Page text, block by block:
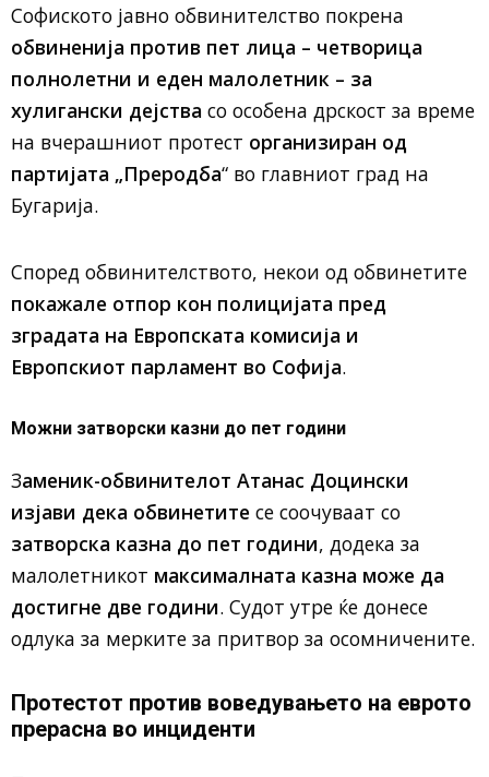
Софиското јавно обвинителство покрена
обвиненија против пет лица – четворица
полнолетни и еден малолетник – за
хулигански дејства со особена дрскост за време
на вчерашниот протест организиран од
партијата „Преродба“ во главниот град на
Бугарија.
Според обвинителството, некои од обвинетите
покажале отпор кон полицијата пред
зградата на Европската комисија и
Европскиот парламент во Софија.
Можни затворски казни до пет години
Заменик-обвинителот Атанас Доцински
изјави дека обвинетите се соочуваат со
затворска казна до пет години, додека за
малолетникот максималната казна може да
достигне две години. Судот утре ќе донесе
одлука за мерките за притвор за осомничените.
Протестот против воведувањето на еврото
прерасна во инциденти